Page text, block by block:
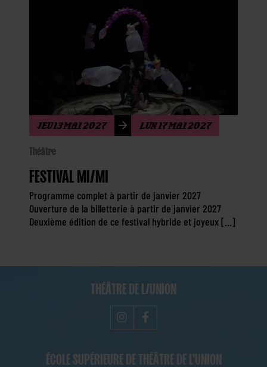
JEU 13 MAI 2027 LUN 17 MAI 2027
Théâtre
FESTIVAL MI/MI
Programme complet à partir de janvier 2027
Ouverture de la billetterie à partir de janvier 2027
Deuxième édition de ce festival hybride et joyeux […]
THÉÂTRE DE L/UNION
ÉCOLE SUPÉRIEURE DE THÉÂTRE DE L'UNION